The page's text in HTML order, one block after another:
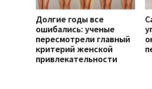
Долгие годы все
ошибались: ученые
пересмотрели главный
критерий женской
привлекательности